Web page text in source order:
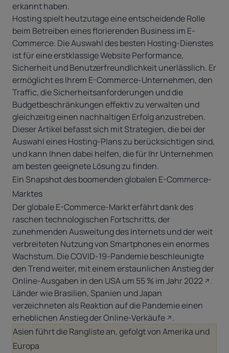
erkannt haben.
Hosting spielt heutzutage eine entscheidende Rolle
beim Betreiben eines florierenden Business im E-
Commerce. Die Auswahl des besten Hosting-Dienstes
ist für eine erstklassige Website Performance,
Sicherheit und Benutzerfreundlichkeit unerlässlich. Er
ermöglicht es Ihrem E-Commerce-Unternehmen, den
Traffic, die Sicherheitsanforderungen und die
Budgetbeschränkungen effektiv zu verwalten und
gleichzeitig einen nachhaltigen Erfolg anzustreben.
Dieser Artikel befasst sich mit Strategien, die bei der
Auswahl eines Hosting-Plans zu berücksichtigen sind,
und kann Ihnen dabei helfen, die für Ihr Unternehmen
am besten geeignete Lösung zu finden.
Ein Snapshot des boomenden globalen E-Commerce-
Marktes
Der globale E-Commerce-Markt erfährt dank des
raschen technologischen Fortschritts, der
zunehmenden Ausweitung des Internets und der weit
verbreiteten Nutzung von Smartphones ein enormes
Wachstum. Die COVID-19-Pandemie beschleunigte
den Trend weiter, mit einem erstaunlichenAnstieg der
Online-Ausgaben in den USA um 55 % im Jahr 2022
.
Länder wie Brasilien, Spanien und Japan
verzeichneten alsReaktion auf die Pandemie einen
erheblichen Anstieg der Online-Verkäufe
.
Asien führt die Rangliste an, gefolgt von Amerika und
Europa